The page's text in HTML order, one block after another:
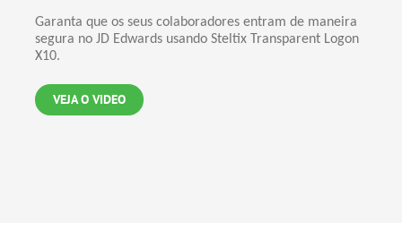
Garanta que os seus colaboradores entram de maneira
segura no JD Edwards usando Steltix Transparent Logon
X10.
VEJA O VIDEO